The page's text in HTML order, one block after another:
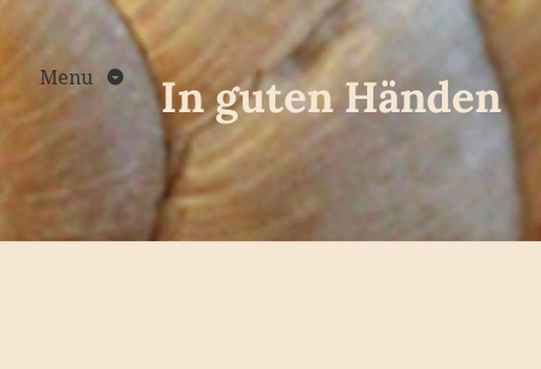
Skip
to
contentMenu In guten Händen